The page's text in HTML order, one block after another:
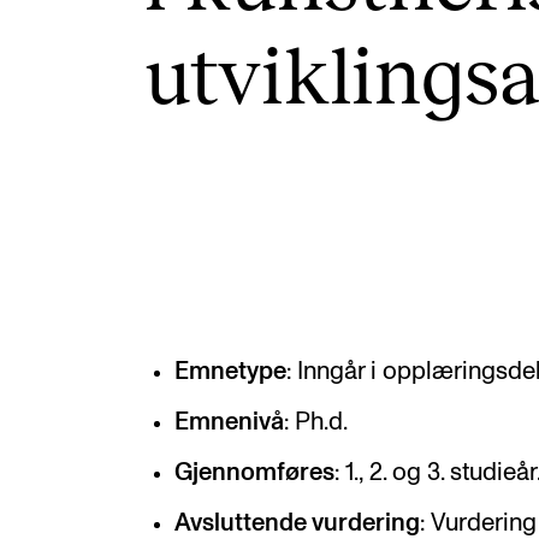
Lover og regler
Utveksling og reiser
Velferd og helse
Mangfold og likestilling
Emnetype: Inngår i
Emnenivå: Ph.d.
Gjennomføres: 1., 2. og 3.
Avsluttende vurdering: